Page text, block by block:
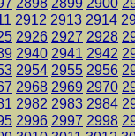
2912 2913 2914
2926 2927 2928
2940 2941 2942
2954 2955 2956
2968 2969 2970
2982 2983 2984
2996 2997 2998